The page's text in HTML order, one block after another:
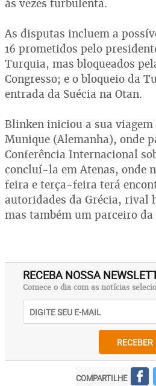
às vezes turbulenta.
As disputas incluem a
16 prometidos pelo
Turquia, mas bloqueados
Congresso; e o bloqueio da
entrada da Suécia na Otan.
Blinken iniciou a sua viagem
Munique (Alemanha), onde
Conferência Internacional
concluí-la em Atenas, onde
feira e terça-feira terá
autoridades da Grécia, rival
mas também um parceiro da
RECEBA NOSSA
Comece o dia com as notícias
RECEBER
COMPARTILHE